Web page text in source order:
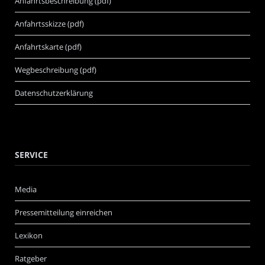
Anfahrtsskizze (pdf)
Anfahrtskarte (pdf)
Wegbeschreibung (pdf)
Datenschutzerklärung
SERVICE
Media
Pressemitteilung einreichen
Lexikon
Ratgeber